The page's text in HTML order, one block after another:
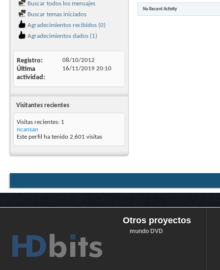
Buscar todos los mensajes
Buscar temas iniciados
Agradecimientos recibidos (0)
Agradecimientos dados (1)
Registro 08/10/2012
Última
actividad
16/11/2019 20:10
Visitantes recientes
Visitas recientes: 1
ncansan
Este perfil ha tenido 2,601 visitas
No Recent Activity
Otros proyectos
mundo DVD